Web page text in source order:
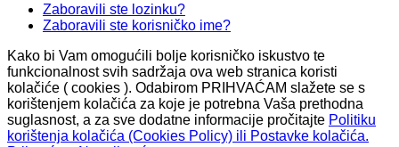
Zaboravili ste lozinku?
Zaboravili ste korisničko ime?
Kako bi Vam omogućili bolje korisničko iskustvo te
funkcionalnost svih sadržaja ova web stranica koristi
kolačiće ( cookies ). Odabirom PRIHVAĆAM slažete se s
korištenjem kolačića za koje je potrebna Vaša prethodna
suglasnost, a za sve dodatne informacije pročitajte Politiku
korištenja kolačića (Cookies Policy) ili Postavke kolačića.